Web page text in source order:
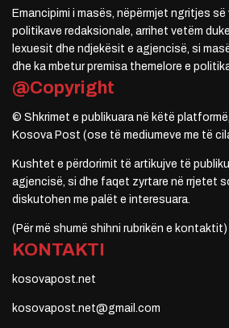
Emancipimi i masës, nëpërmjet ngritjes
politikave redaksionale, arrihet vetëm
lexuesit dhe ndjekësit e agjencisë, si
dhe ka mbetur premisa themelore e
@Copyright
© Shkrimet e publikuara në këtë
Kosova Post (ose të mediumeve me të
Kushtet e përdorimit të artikujve të
agjencisë, si dhe faqet zyrtare në rrjetet
diskutohen me palët e interesuara.
(Për më shumë shihni rubrikën e kontaktit)
KONTAKTI
kosovapost.net
kosovapost.net@gmail.com